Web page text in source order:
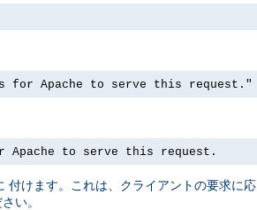
for Apache to serve this request."
Apache to serve this request.
付けます。これは、クライアントの要求に
い。